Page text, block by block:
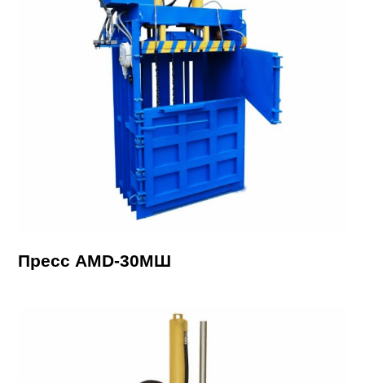
Пресс AMD-30МШ